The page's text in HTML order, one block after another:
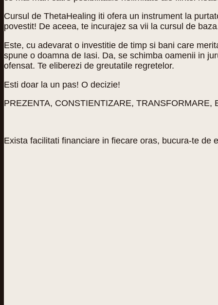
Cursul de ThetaHealing iti ofera un instrument la
povestit! De aceea, te incurajez sa vii la cursul de
Este, cu adevarat o investitie de timp si bani care
spune o doamna de Iasi. Da, se schimba oamenii in
ofensat. Te eliberezi de greutatile regretelor.
Esti doar la un pas! O decizie!
PREZENTA, CONSTIENTIZARE, TRANSFORMARE,
Exista facilitati financiare in fiecare oras, bucura-te de